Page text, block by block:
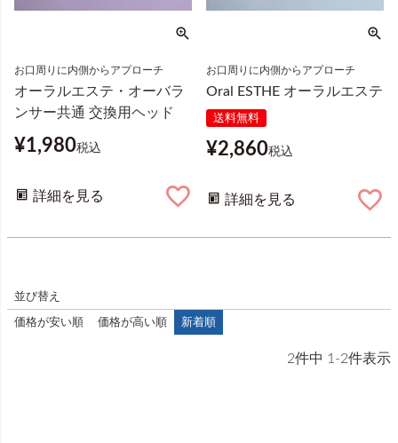
お口周りに内側からアプローチ
オーラルエステ・オーバラ
ンサー共通 交換用ヘッド
¥1,980税込
詳細を見る
お口周りに内側からアプローチ
Oral ESTHE オーラルエステ
送料無料
¥2,860税込
詳細を見る
並び替え
価格が安い順 価格が高い順 新着順
2件中 1 -2件表示